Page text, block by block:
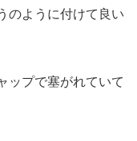
のように付けて良い
ップで塞がれていて